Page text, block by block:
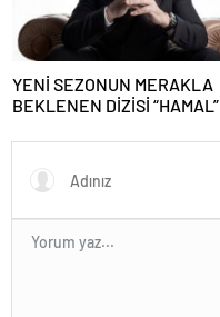
YENİ SEZONUN MERAKLA
BEKLENEN DİZİSİ “HAMAL”